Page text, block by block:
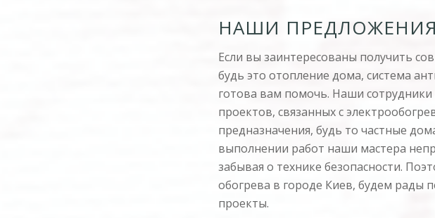
НАШИ ПРЕДЛОЖЕНИЯ
Если вы заинтересованы получить
будь это отопление дома, система
готова вам помочь. Наши
проектов, связанных с
предназначения, будь то частные
выполнении работ наши мастера
забывая о технике безопасности.
обогрева в городе Киев, будем рады
проекты.